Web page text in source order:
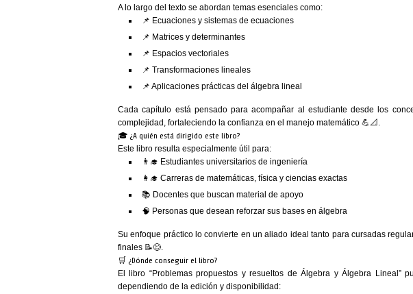
A lo largo del texto se abordan temas esenciales como:
📌 Ecuaciones y sistemas de ecuaciones
📌 Matrices y determinantes
📌 Espacios vectoriales
📌 Transformaciones lineales
📌 Aplicaciones prácticas del álgebra lineal
Cada capítulo está pensado para acompañar al estudiante desde los
complejidad, fortaleciendo la confianza en el manejo matemático 💪📐.
🎓 ¿A quién está dirigido este libro?
Este libro resulta especialmente útil para:
👨‍🎓 Estudiantes universitarios de ingeniería
👩‍🎓 Carreras de matemáticas, física y ciencias exactas
📚 Docentes que buscan material de apoyo
🧠 Personas que desean reforzar sus bases en álgebra
Su enfoque práctico lo convierte en un aliado ideal tanto para cursadas
finales 📝😊.
🛒 ¿Dónde conseguir el libro?
El libro “Problemas propuestos y resueltos de Álgebra y Álgebra Lineal”
dependiendo de la edición y disponibilidad: